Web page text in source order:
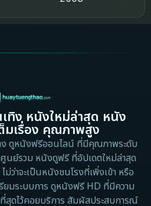
สืบสวน
สารคดี
2000
1982
1971
ทิง หนังใหม่ล่าสุด หนัง
มเรื่อง คุณภาพสูง
ดูหนังฟรีออนไลน์ ที่มีคุณภาพระดับ
ศูนย์รวม หนังดูฟรี ที่อัปเดตใหม่ล่าสุด
ว่าจะเป็นหนังชนโรงที่เพิ่งเข้า หรือ
ยมระบบการ ดูหนังฟรี HD ที่มีความ
ที่สุดไว้คอยบริการ สัมผัสประสบการณ์